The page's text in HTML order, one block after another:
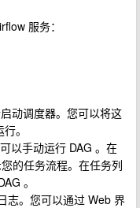
服务：
动调度器。您可以将这
。
以手动运行 DAG 。在
的任务流程。在任务列
。
志。您可以通过 Web 界